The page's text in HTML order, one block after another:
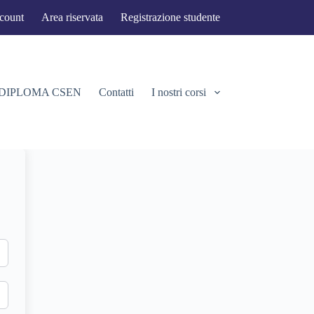
Area riservata Registrazione studente
CSEN Contatti I nostri corsi